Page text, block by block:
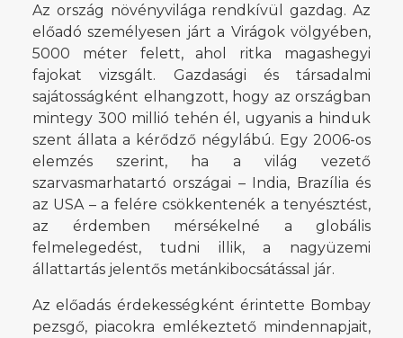
Az ország növényvilága rendkívül gazdag. Az
előadó személyesen járt a Virágok völgyében,
5000 méter felett, ahol ritka magashegyi
fajokat vizsgált. Gazdasági és társadalmi
sajátosságként elhangzott, hogy az országban
mintegy 300 millió tehén él, ugyanis a hinduk
szent állata a kérődző négylábú. Egy 2006-os
elemzés szerint, ha a világ vezető
szarvasmarhatartó országai – India, Brazília és
az USA – a felére csökkentenék a tenyésztést,
az érdemben mérsékelné a globális
felmelegedést, tudni illik, a nagyüzemi
állattartás jelentős metánkibocsátással jár.
Az előadás érdekességként érintette Bombay
pezsgő, piacokra emlékeztető mindennapjait,